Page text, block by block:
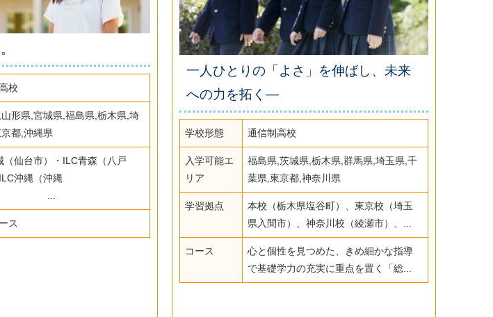
校
形県,宮城県,福島県,栃木県,埼
都,沖縄県
（仙台市）・ILC青森（八戸
沖縄（沖縄
...
ス
一人ひとりの「よさ」を伸ばし、未来
への力を拓く―
学校形態 通信制高校
入学可能エ
リア
福島県,茨城県,栃木県,群馬県,埼玉県,千
葉県,東京都,神奈川県
学習拠点
本校（栃木県塩谷町）、東京校（埼玉
県入間市）、神奈川校（綾瀬市）、...
コース
心と個性を見つめた、きめ細かな指導
で基礎学力の充実に重点を置く「総...